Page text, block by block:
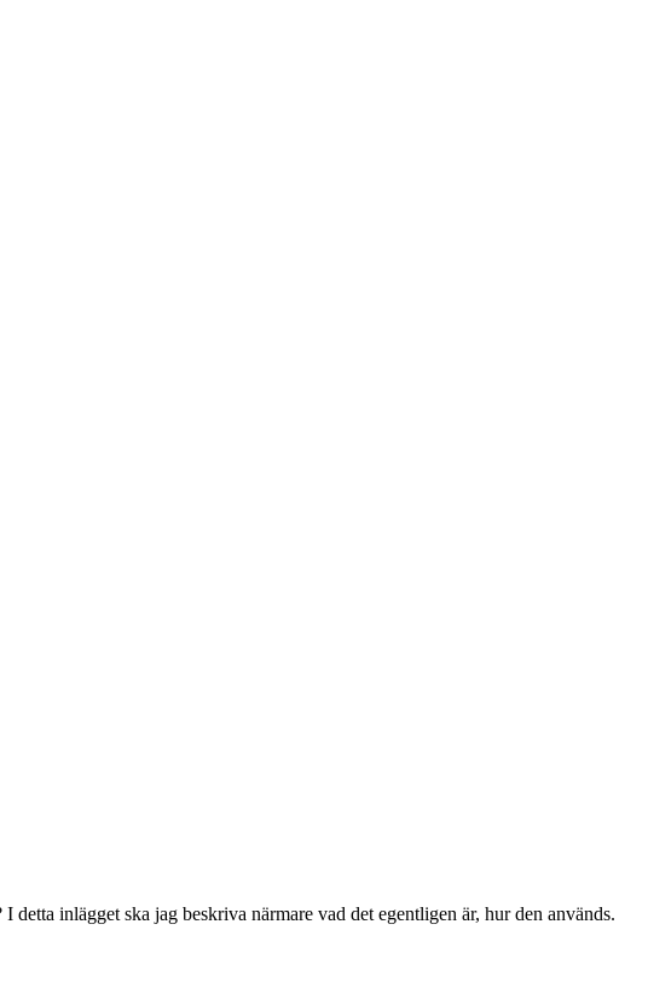
inlägget ska jag beskriva närmare vad det egentligen är, hur den används.